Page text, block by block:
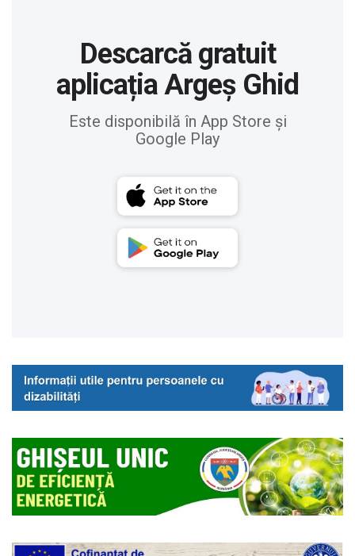
Descarcă gratuit
aplicația Argeș Ghid
Este disponibilă în App Store și
Google Play